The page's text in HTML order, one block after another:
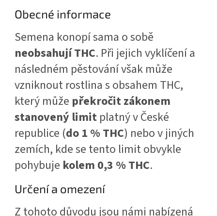
Obecné informace
Semena konopí sama o sobě
neobsahují THC. Při jejich vyklíčení a
následném pěstování však může
vzniknout rostlina s obsahem THC,
který může překročit zákonem
stanovený limit platný v České
republice (do 1 % THC) nebo v jiných
zemích, kde se tento limit obvykle
pohybuje kolem 0,3 % THC.
Určení a omezení
Z tohoto důvodu jsou námi nabízená